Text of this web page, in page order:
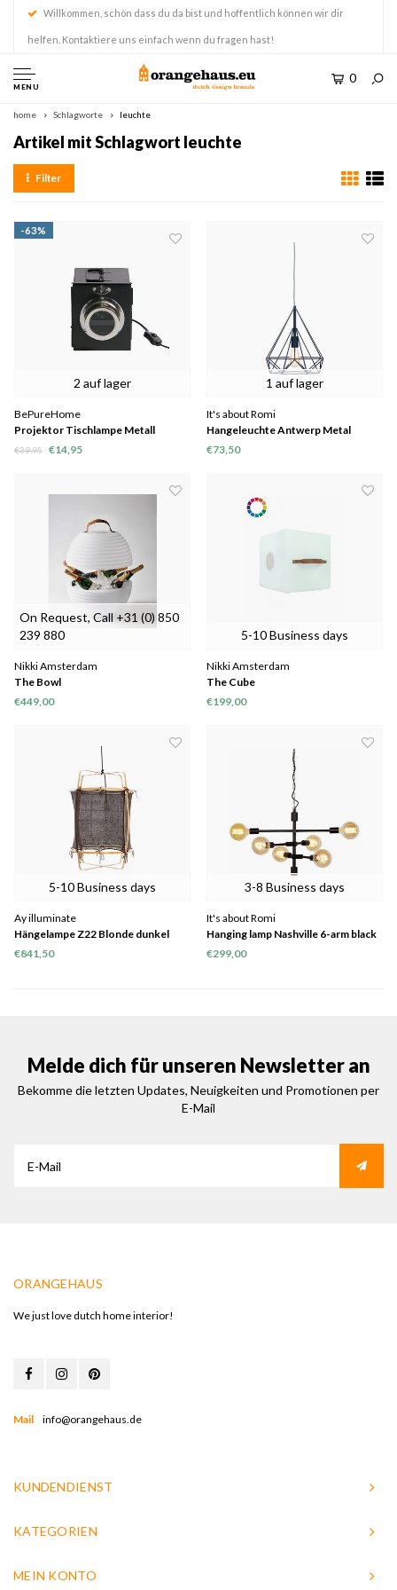
Willkommen, schön dass du da bist und hoffentlich können wir dir
helfen. Kontaktiere uns einfach wenn du fragen hast!
MENU
0
home Schlagworte leuchte
Artikel mit Schlagwort leuchte
Filter
-63%
2 auf lager
BePureHome
Projektor Tischlampe Metall
schwarz
€39,95 €14,95
1 auf lager
It's about Romi
Hangeleuchte Antwerp Metal
Schwarz
€73,50
On Request, Call +31 (0) 850
239 880
Nikki Amsterdam
The Bowl
€449,00
5-10 Business days
Nikki Amsterdam
The Cube
€199,00
5-10 Business days
Ay illuminate
Hängelampe Z22 Blonde dunkel
Seide Kaschmir
€841,50
3-8 Business days
It's about Romi
Hanging lamp Nashville 6-arm black
€299,00
Melde dich für unseren Newsletter an
Bekomme die letzten Updates, Neuigkeiten und Promotionen per
E-Mail
ORANGEHAUS
We just love dutch home interior!
Mail info@orangehaus.de
KUNDENDIENST
KATEGORIEN
MEIN KONTO